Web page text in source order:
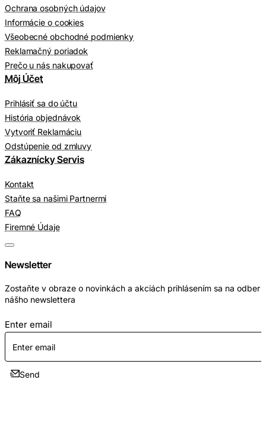
Ochrana osobných údajov
Informácie o cookies
Všeobecné obchodné podmienky
Reklamačný poriadok
Prečo u nás nakupovať
Môj Účet
Prihlásiť sa do účtu
História objednávok
Vytvoriť Reklamáciu
Odstúpenie od zmluvy
Zákaznícky Servis
Kontakt
Staňte sa našimi Partnermi
FAQ
Firemné Údaje
Newsletter
Zostaňte v obraze o novinkách a akciách prihlásením sa na odber
nášho newslettera
Enter email
Send